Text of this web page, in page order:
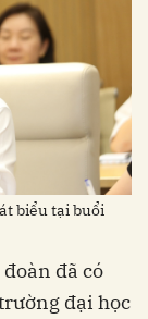
biểu tại buổi
đã có
đại học